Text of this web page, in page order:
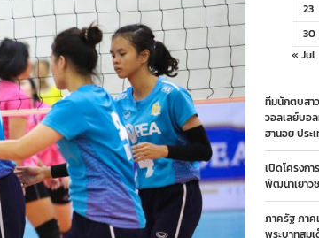
23
30
« Jul
ทีมนักตบสาว
วอลเลย์บอ
ฮานอย ประ
เปิดโครงก
พัฒนาเยาว
ภาครัฐ ภาค
พระบาทสม